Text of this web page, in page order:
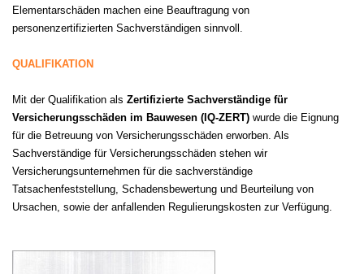
Elementarschäden machen eine Beauftragung von
personenzertifizierten Sachverständigen sinnvoll.
QUALIFIKATION
Mit der Qualifikation als Zertifizierte Sachverständige für
Versicherungsschäden im Bauwesen (IQ-ZERT) wurde die Eignung
für die Betreuung von Versicherungsschäden erworben. Als
Sachverständige für Versicherungsschäden stehen wir
Versicherungsunternehmen für die sachverständige
Tatsachenfeststellung, Schadensbewertung und Beurteilung von
Ursachen, sowie der anfallenden Regulierungskosten zur Verfügung.